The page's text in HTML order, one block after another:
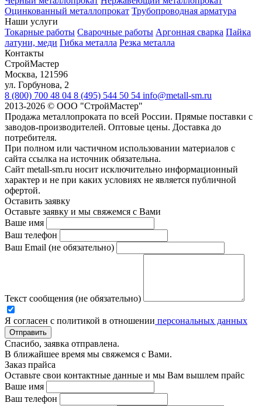
Оцинкованный металлопрокат Трубопроводная арматура
Наши услуги
Токарные работы Сварочные работы Аргонная сварка Пайка
латуни, меди Гибка металла Резка металла
Контакты
СтройМастер
Москва, 121596
ул. Горбунова, 2
8 (800) 700 48 04 8 (495) 544 50 54 info@metall-sm.ru
2013-2026 © ООО "СтройМастер"
Продажа металлопроката по всей России. Прямые поставки с
заводов-производителей. Оптовые цены. Доставка до
потребителя.
При полном или частичном использовании материалов с
сайта ссылка на источник обязательна.
Сайт metall-sm.ru носит исключительно информационный
характер и не при каких условиях не является публичной
офертой.
Оставить заявку
Оставьте заявку и мы свяжемся с Вами
Ваше имя
Ваш телефон
Ваш Email (не обязательно)
Текст сообщения (не обязательно)
Я согласен с политикой в отношении персональных данных
Отправить
Спасибо, заявка отправлена.
В ближайшее время мы свяжемся с Вами.
Заказ прайса
Оставьте свои контактные данные и мы Вам вышлем прайс
Ваше имя
Ваш телефон